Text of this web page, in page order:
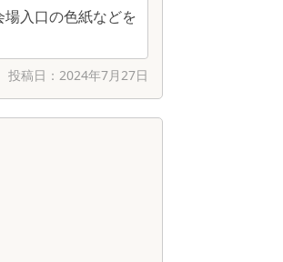
入口の色紙などを
投稿日： 2024年7月27日